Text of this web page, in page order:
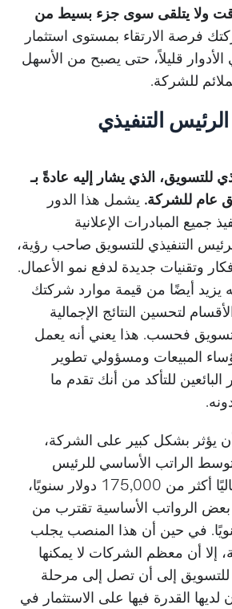
ولا يتلقى سوى جزء بسيط من
فرصة الارتقاء بمستوى استثمار
قليلاً، حتى يصبح من الأسهل
للشركة.
التنفيذي
للتسويق، الذي يشار إليه عادةً بـ
يشمل هذا الدور
جميع المبادرات الإعلانية
التنفيذي للتسويق صاحب رؤية،
وتقنيات جديدة لدفع نمو الأعمال.
يزيد أيضًا من قيمة موارد شركتك
لتحسين النتائج الإجمالية
فحسب. هذا يعني أنه يعمل
المبيعات ومسؤولي تطوير
البائعين للتأكد من أنك تقدم ما
يؤثر بشكل كبير على الشركة،
الراتب الأساسي للرئيس
التنفيذي للتسويق حاليًا أكثر من 175,000 دولار سنويًا،
الرواتب الأساسية تقترب من
سنويًا. في حين أن هذا المنصب يجلب
إلا أن معظم الشركات لا يمكنها
للتسويق إلى أن تصل إلى مرحلة
لديها القدرة فيها على الاستثمار في